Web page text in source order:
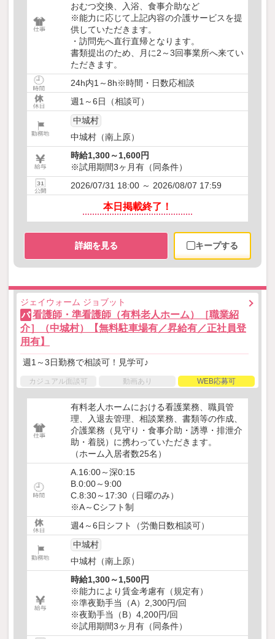
おむつ交換、入浴、食事介助など
※能力に応じて上記内容の介護サービスを提
供していただきます。
・訪問先へ直行直帰となります。
書類提出のため、月に2～3回事業所へ来てい
ただきます。
24h内1～8h※時間・日数応相談
週1～6日（相談可）
中城村
中城村（南上原）
時給1,300～1,600円
※試用期間3ヶ月有（同条件）
2026/07/31 18:00 ～ 2026/08/07 17:59
本日掲載終了！
詳細を見る キープする
ジェイウォーム ジョブット
パ 看護師・準看護師（有料老人ホーム）［職業紹
介］（中城村）【無料駐車場有／昇給有／正社員登
用有】
週1～3日勤務で相談可！見学可♪
カジュアル面談可 動画あり WEB応募可
有料老人ホームにおける看護業務、職員管
理、入退去管理、相談業務、書類等の作成、
介護業務（見守り・食事介助・誘導・排泄介
助・着脱）に携わっていただきます。
（ホーム入居者数25名）
A.16:00～深0:15
B.0:00～9:00
C.8:30～17:30（日曜のみ）
※A～Cシフト制
週4～6日シフト（労働日数相談可）
中城村
中城村（南上原）
時給1,300～1,500円
※能力により賃金考慮有（規定有）
※準夜勤手当（A）2,300円/回
※夜勤手当（B）4,200円/回
※試用期間3ヶ月有（同条件）